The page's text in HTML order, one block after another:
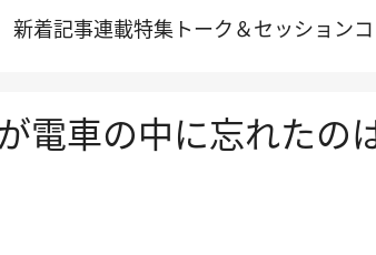
新着記事連載特集 トーク＆セッション
電車の中に忘れたの